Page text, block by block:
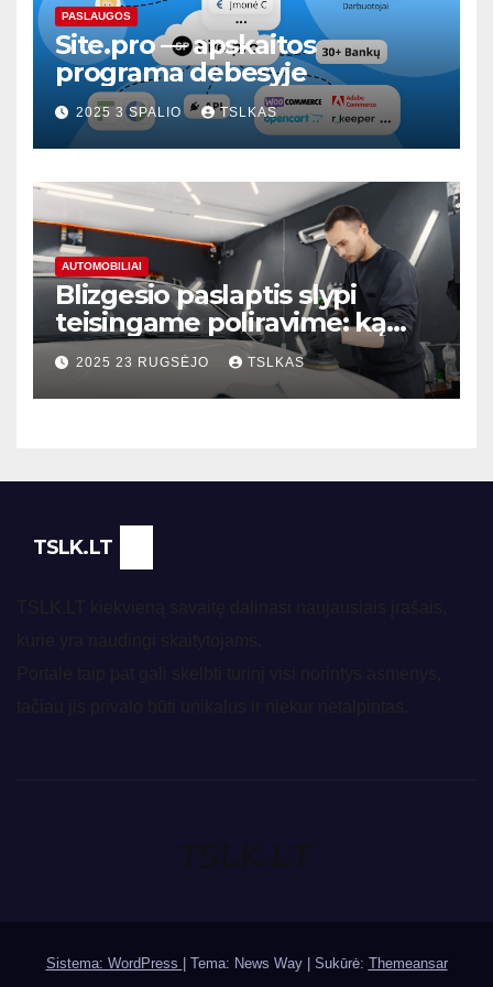
PASLAUGOS
Site.pro — apskaitos
programa debesyje
2025 3 SPALIO TSLKAS
AUTOMOBILIAI
Blizgesio paslaptis slypi
teisingame poliravime: ką
svarbu žinoti?
2025 23 RUGSĖJO TSLKAS
TSLK.LT
Sistema: WordPress Tema: News Way | Sukūrė: Themeansar